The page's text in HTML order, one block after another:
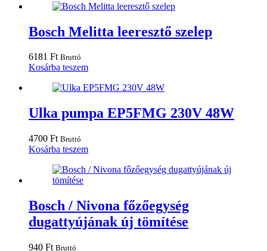
Bosch Melitta leeresztő szelep
6181 Ft Bruttó
Kosárba teszem
Ulka pumpa EP5FMG 230V 48W
4700 Ft Bruttó
Kosárba teszem
Bosch / Nivona főzőegység
dugattyújának új tömítése
940 Ft Bruttó